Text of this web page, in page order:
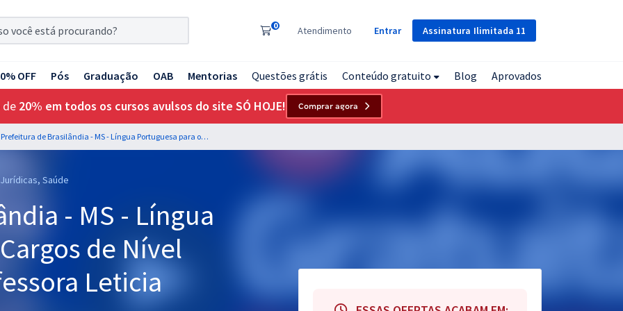
Assinatura Ilimitada 11
0 Atendimento Entrar
OFF Pós Graduação OAB Mentorias Questões grátis Conteúdo gratuito Blog Aprovados
de 20% em todos os cursos avulsos do site SÓ HOJE! Comprar agora
Prefeitura de Brasilândia - MS - Língua Portuguesa para os Cargos de Nível Superior com a Professora Leticia Bastos
Saúde
- MS - Língua
de Nível
Leticia